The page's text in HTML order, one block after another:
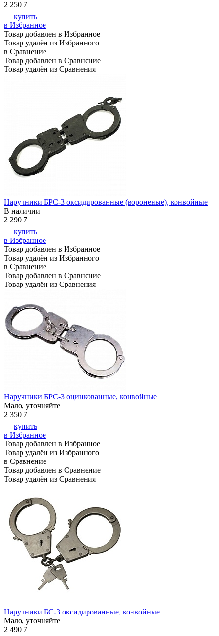
2 250 7
купить
в Избранное
Товар добавлен в Избранное
Товар удалён из Избранного
в Сравнение
Товар добавлен в Сравнение
Товар удалён из Сравнения
Наручники БРС-3 оксидированные (вороненые), конвойные
В наличии
2 290 7
купить
в Избранное
Товар добавлен в Избранное
Товар удалён из Избранного
в Сравнение
Товар добавлен в Сравнение
Товар удалён из Сравнения
Наручники БРС-3 оцинкованные, конвойные
Мало, уточняйте
2 350 7
купить
в Избранное
Товар добавлен в Избранное
Товар удалён из Избранного
в Сравнение
Товар добавлен в Сравнение
Товар удалён из Сравнения
Наручники БС-3 оксидированные, конвойные
Мало, уточняйте
2 490 7